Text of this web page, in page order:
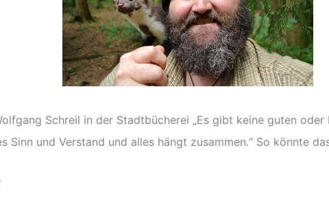
Schreil in der Stadtbücherei „Es gibt keine guten oder
Sinn und Verstand und alles hängt zusammen.“ So könnte